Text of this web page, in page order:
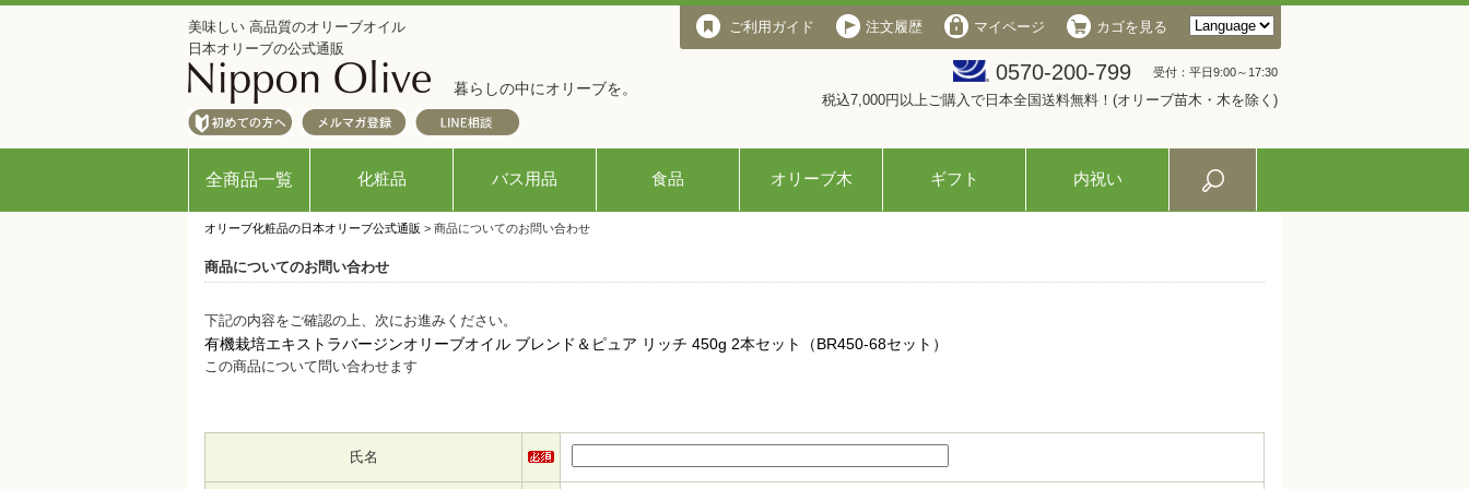
美味しい 高品質のオリーブオイル
日本オリーブの公式通販
暮らしの中にオリーブを。
ご利用ガイド 注文履歴 マイページ カゴを見る
0570-200-799 受付：平日9:00～17:30
税込7,000円以上ご購入で日本全国送料無料！(オリーブ苗木・木を除く)
全商品一覧 化粧品 バス用品 食品 オリーブ木 ギフト 内祝い
オリーブ化粧品の日本オリーブ公式通販 > 商品についてのお問い合わせ
商品についてのお問い合わせ
下記の内容をご確認の上、次にお進みください。
有機栽培エキストラバージンオリーブオイル ブレンド＆ピュア リッチ 450g 2本セット（BR450-68セット）
この商品について問い合わせます
氏名